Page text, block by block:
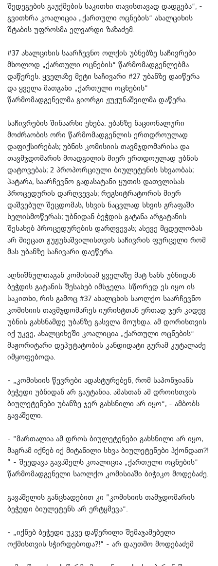
შედეგების გაუქმების საკითხი თავისთავად დადგება“, -
გვითხრა კოალიცია „ქართული ოცნების“ ახალციხის
შტაბის უფროსმა ელვარდი ზაზაძემ.
#37 ახალციხის საარჩევნო ოლქის უბნებზე საჩივრები
მხოლოდ „ქართული ოცნების“ წარმომადგენლებმა
დაწერეს. ყველაზე მეტი საჩივარი #27 უბანზე დაიწერა
და ყველა მათგანი „ქართული ოცნების“
წარმომადგენელმა გიორგი ჟუჟუნაშვილმა დაწერა.
საჩივრების შინაარსი ეხება: უბანზე ნაციონალური
მოძრაობის ორი წარმომადგენლის ერთდროულად
დაფიქსირებას; უბნის კომისიის თავმჯდომარისა და
თავმჯდომარის მოადგილის მიერ ერთდოულად უბნის
დატოვებას; 2 პროპორციული ბიულეტენის სხვაობას;
პატარა, საარჩევნო გადასატანი ყუთის დათვლისას
პროცედურის დარღვევას; რეგსიტრატორის მიერ
დაშვებულ შეცდომას, სხვის ნაცვლად სხვის გრაფაში
ხელისმოწერას; უბნიდან ბეჭდის გატანა არგატანის
შესახებ პროცედურების დარღვევას; ასევე მცდელობას
არ მიეცათ ჟუჟუნაშვილისთვის საჩივრის ფურცელი რომ
მას უბანზე საჩივარი დაეწერა.
აღნიშნულთაგან კომისიამ ყველაზე მატ ხანს უბნიდან
ბეჭდის გატანის შესახებ იმსჯელა. სწორედ ეს იყო ის
საკითხი, რის გამოც #37 ახალცხის საოლქო საარჩევნო
კომისიის თავმჯდომარეს იურისტთან ერთად ჯერ კიდევ
უბნის გახსნამდე უბანზე გასვლა მოუხდა. ამ დორისთვის
იქ უკვე, ახალციხეში კოალიცია „ქართული ოცნების“
მაჟორიტარი დეპუტატობის კანდიდატი გურამ კუტალაძე
იმყოფებოდა.
- „კომისიის წევრები ადასტურებენ, რომ საპონჯიანს
ბეჭედი უბნიდან არ გაუტანია. ამასთან ამ დროისთვის
ბიულეტენები უბანზე ჯერ გახსნილი არ იყო“, - ამბობს
გავაშელი.
- ”მართალია ამ დროს ბიულეტენები გახსნილი არ იყო,
მაგრამ იქნებ იქ მიტანილი სხვა ბიულეტენები ჰქონდათ?!
” - შეედავა გავაშელს კოალიცია „ქართული ოცნების“
წარმომადგენელი საოლქო კომისიაში ბიჭიკო მოდებაძე.
გავაშელის განცხადებით კი ”კომისიის თამჯდომარის
ბეჭედი ბიულეტენს არ ერტყმევა“.
- „იქნებ ბეჭედი უკვე დაწერილი შემაჯამებელი
ოქმისთვის სჭირდებოდა?!“ - არ დაუთმო მოდებაძემ